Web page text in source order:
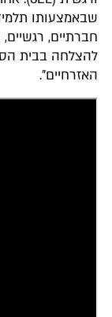
שבאמצעותו
חברתיים,
להצלחה בבית
האזרחיים".